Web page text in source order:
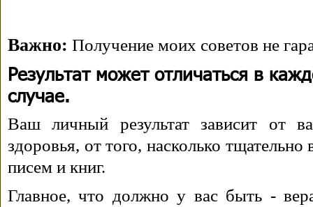
Важно: Получение моих советов не
Результат может отличаться в
случае.
Ваш личный результат зависит от
здоровья, от того, насколько
писем и книг.
Главное, что должно у вас быть -